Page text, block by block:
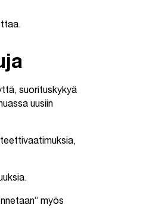
suorituskykyä
uusiin
myös